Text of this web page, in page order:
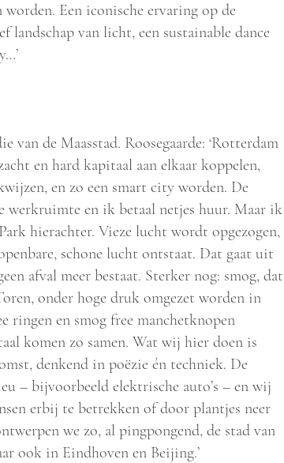
Een iconische ervaring op de
van licht, een sustainable dance
van de Maasstad. Roosegaarde: ‘Rotterdam
en hard kapitaal aan elkaar koppelen,
en zo een smart city worden. De
werkruimte en ik betaal netjes huur. Maar ik
hierachter. Vieze lucht wordt opgezogen,
schone lucht ontstaat. Dat gaat uit
afval meer bestaat. Sterker nog: smog, dat
onder hoge druk omgezet worden in
ringen en smog free manchetknopen
komen zo samen. Wat wij hier doen is
denkend in poëzie én techniek. De
– bijvoorbeeld elektrische auto’s – en wij
erbij te betrekken of door plantjes neer
we zo, al pingpongend, de stad van
ook in Eindhoven en Beijing.’